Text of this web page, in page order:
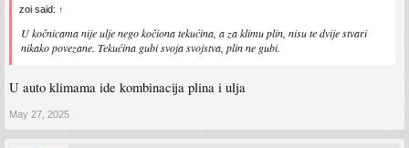
zoi said: ↑
U kočnicama nije ulje nego kočiona tekućina, a za klimu plin, nisu te dvije stvari
nikako povezane. Tekućina gubi svoja svojstva, plin ne gubi.
U auto klimama ide kombinacija plina i ulja
May 27, 2025